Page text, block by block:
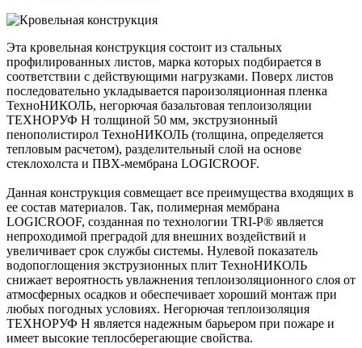
Эта кровельная конструкция состоит из стальных
профилированных листов, марка которых подбирается в
соответствии с действующими нагрузками. Поверх листов
последовательно укладывается пароизоляционная пленка
ТехноНИКОЛЬ, негорючая базальтовая теплоизоляции
ТЕХНОРУФ Н толщиной 50 мм, экструзионный
пенополистирол ТехноНИКОЛЬ (толщина, определяется
тепловым расчетом), разделительный слой на основе
стеклохолста и ПВХ-мембрана LOGICROOF.
Данная конструкция совмещает все преимущества входящих в
ее состав материалов. Так, полимерная мембрана
LOGICROOF, созданная по технологии TRI-P® является
непроходимой преградой для внешних воздействий и
увеличивает срок службы системы. Нулевой показатель
водопоглощения экструзионных плит ТехноНИКОЛЬ
снижает вероятность увлажнения теплоизоляционного слоя от
атмосферных осадков и обеспечивает хороший монтаж при
любых погодных условиях. Негорючая теплоизоляция
ТЕХНОРУФ Н является надежным барьером при пожаре и
имеет высокие теплосберегающие свойства.